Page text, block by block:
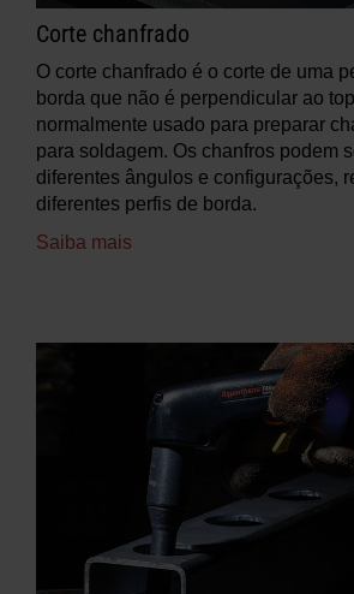
Corte chanfrado
O corte chanfrado é o corte de uma
borda que não é perpendicular ao
normalmente usado para preparar
para soldagem. Os chanfros podem
diferentes ângulos e configurações,
diferentes perfis de borda.
Saiba mais